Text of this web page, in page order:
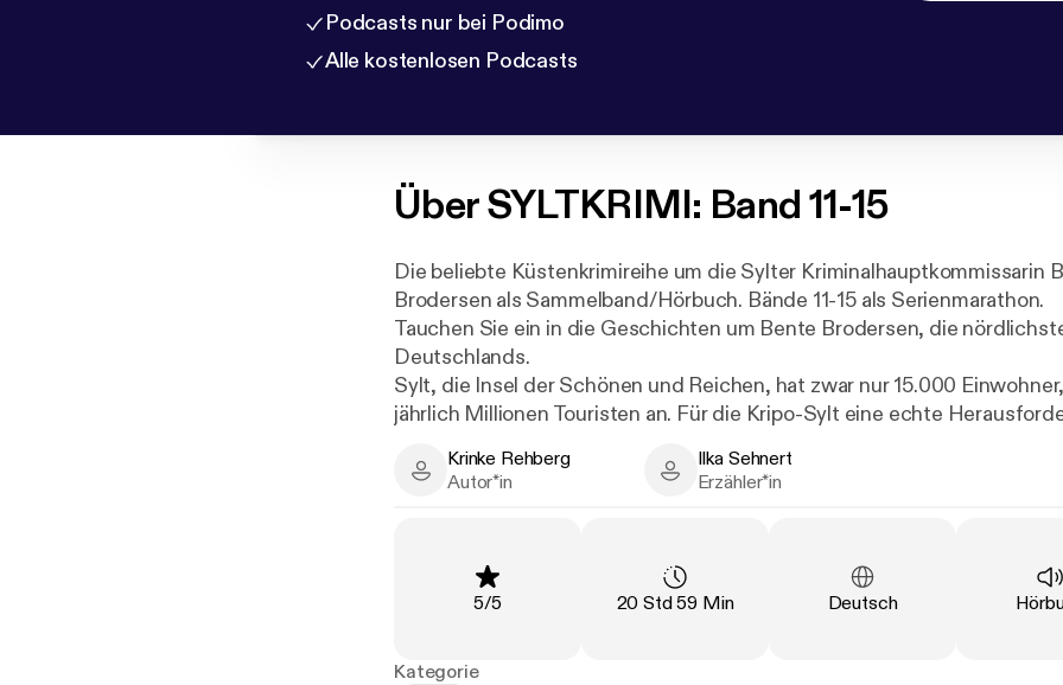
Podcasts nur bei Podimo
Alle kostenlosen Podcasts
ÜberSYLTKRIMI: Band 11-15
Die beliebte Küstenkrimireihe um die Sylter Kriminalhauptkommissarin
Brodersen als Sammelband/Hörbuch. Bände 11-15 als Serienmarathon.
Tauchen Sie ein in die Geschichten um Bente Brodersen, die
Deutschlands.
Sylt, die Insel der Schönen und Reichen, hat zwar nur 15.000
jährlich Millionen Touristen an. Für die Kripo-Sylt eine echte
Die raue See, der stete Wind und die endlosen Dünen machen SYLT
Krinke Rehberg - Author
Krinke Rehberg
Autor*in
Ilka Sehnert - Narrator
Ilka Sehnert
Erzähler*in
Bewertung
5/5 Länge:
20 Std 59 Min Sprache:
Deutsch Art:
Kategorie